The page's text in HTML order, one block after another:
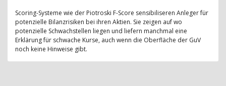
Scoring-Systeme wie der Piotroski F-Score sensibiliseren Anleger für
potenzielle Bilanzrisiken bei ihren Aktien. Sie zeigen auf wo
potenzielle Schwachstellen liegen und liefern manchmal eine
Erklärung für schwache Kurse, auch wenn die Oberfläche der GuV
noch keine Hinweise gibt.